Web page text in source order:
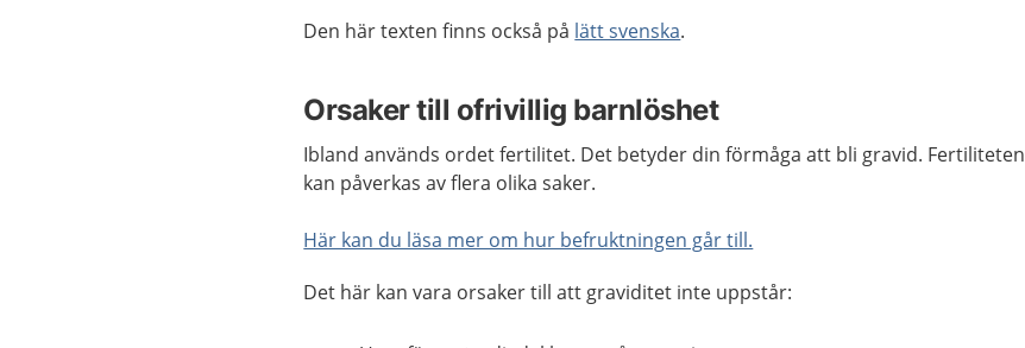
Den här texten finns också på lätt svenska.
Orsaker till ofrivillig barnlöshet
Ibland används ordet fertilitet. Det betyder din förmåga att bli gravid. Fertiliteten
kan påverkas av flera olika saker.
Här kan du läsa mer om hur befruktningen går till.
Det här kan vara orsaker till att graviditet inte uppstår: